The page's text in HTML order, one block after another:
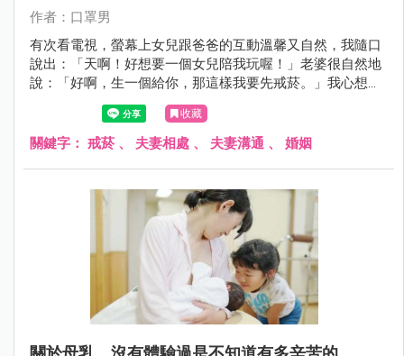
作者：口罩男
有次看電視，螢幕上女兒跟爸爸的互動溫馨又自然，我隨口
說出：「天啊！好想要一個女兒陪我玩喔！」老婆很自然地
說：「好啊，生一個給你，那這樣我要先戒菸。」我心想怎
可能，結果她的意志力超堅強，最後也成功戒菸，生了一個
收藏
關鍵字： 戒菸 、 夫妻相處 、 夫妻溝通 、 婚姻